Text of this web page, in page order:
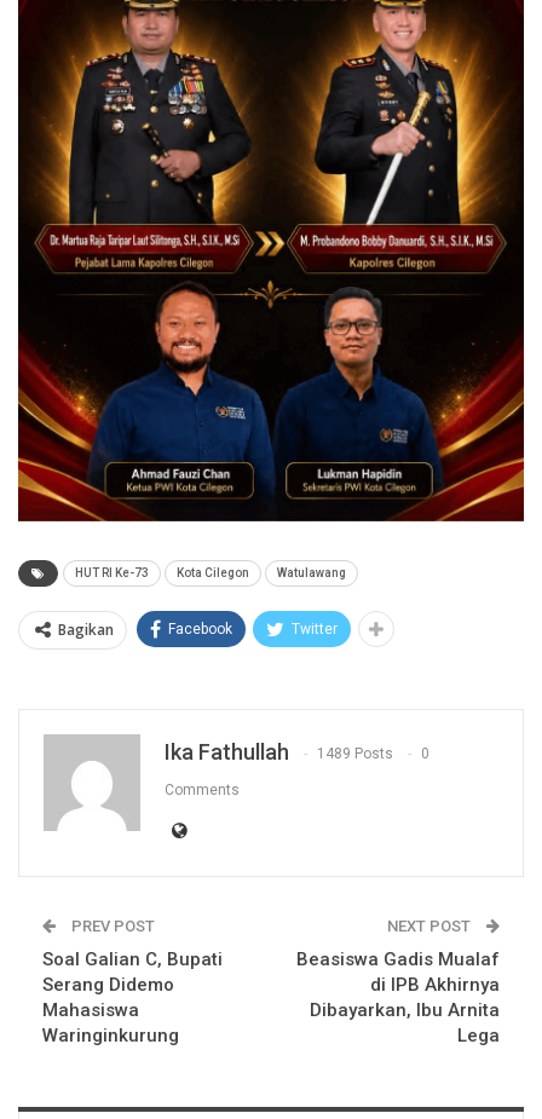
HUT RI Ke-73 Kota Cilegon Watulawang
Bagikan Facebook Twitter
Ika Fathullah 1489 Posts 0
Comments
PREV POST
Soal Galian C, Bupati
Serang Didemo
Mahasiswa
Waringinkurung
NEXT POST
Beasiswa Gadis Mualaf
di IPB Akhirnya
Dibayarkan, Ibu Arnita
Lega